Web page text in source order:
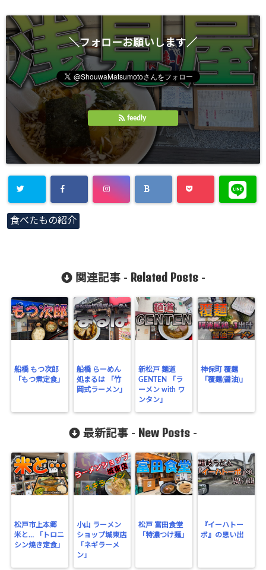
＼フォローお願いします／
feedly
食べたもの紹介
関連記事 - Related Posts-
船橋 もつ次郎
「もつ煮定食」
船橋 らーめん
処まるは 「竹
岡式ラーメン」
新松戸 麺道
GENTEN 「ラ
ーメン with ワ
ンタン」
神保町 覆麺
「覆麺(醤油)」
最新記事 - New Posts -
松戸市上本郷
米と… 「トロニ
シン焼き定食」
小山 ラーメン
ショップ城東店
「ネギラーメ
ン」
松戸 富田食堂
「特濃つけ麺」
『イーハトー
ボ』の思い出